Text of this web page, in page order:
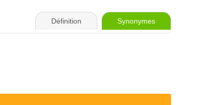
Définition Synonymes